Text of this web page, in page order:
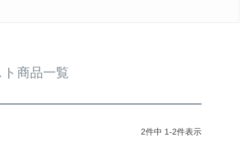
商品一覧
2件中 1-2件表示